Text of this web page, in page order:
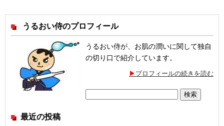
うるおい侍のプロフィール
うるおい侍が、お肌の潤いに関して独自
の切り口で紹介しています。
プロフィールの続きを読む
最近の投稿